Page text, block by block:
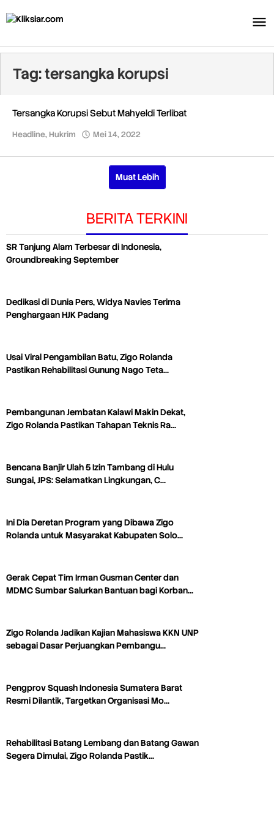
ke
Tag:tersangka korupsi
Tersangka Korupsi Sebut Mahyeldi Terlibat
Headline,Hukrim Mei 14, 2022
Muat Lebih
BERITA TERKINI
SR Tanjung Alam Terbesar di Indonesia,
Groundbreaking September
Dedikasi di Dunia Pers, Widya Navies Terima
Penghargaan HJK Padang
Usai Viral Pengambilan Batu, Zigo Rolanda
Pastikan Rehabilitasi Gunung Nago Teta…
Pembangunan Jembatan Kalawi Makin Dekat,
Zigo Rolanda Pastikan Tahapan Teknis Ra…
Bencana Banjir Ulah 5 Izin Tambang di Hulu
Sungai, JPS: Selamatkan Lingkungan, C…
Ini Dia Deretan Program yang Dibawa Zigo
Rolanda untuk Masyarakat Kabupaten Solo…
Gerak Cepat Tim Irman Gusman Center dan
MDMC Sumbar Salurkan Bantuan bagi Korban…
Zigo Rolanda Jadikan Kajian Mahasiswa KKN UNP
sebagai Dasar Perjuangkan Pembangu…
Pengprov Squash Indonesia Sumatera Barat
Resmi Dilantik, Targetkan Organisasi Mo…
Rehabilitasi Batang Lembang dan Batang Gawan
Segera Dimulai, Zigo Rolanda Pastik…